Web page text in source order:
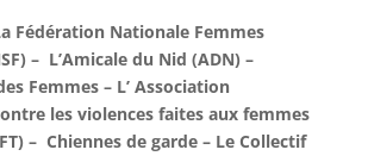
Fédération Nationale Femmes
– L’Amicale du Nid (ADN) –
Femmes – L’ Association
les violences faites aux femmes
– Chiennes de garde – Le Collectif